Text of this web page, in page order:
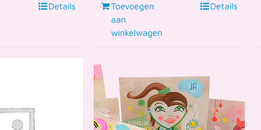
Details
Toevoegen
aan
winkelwagen
Details